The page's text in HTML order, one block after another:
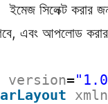
সিলেক্ট করার
এবং আপলোড
version=